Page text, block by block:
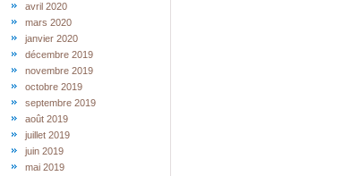
avril 2020
mars 2020
janvier 2020
décembre 2019
novembre 2019
octobre 2019
septembre 2019
août 2019
juillet 2019
juin 2019
mai 2019